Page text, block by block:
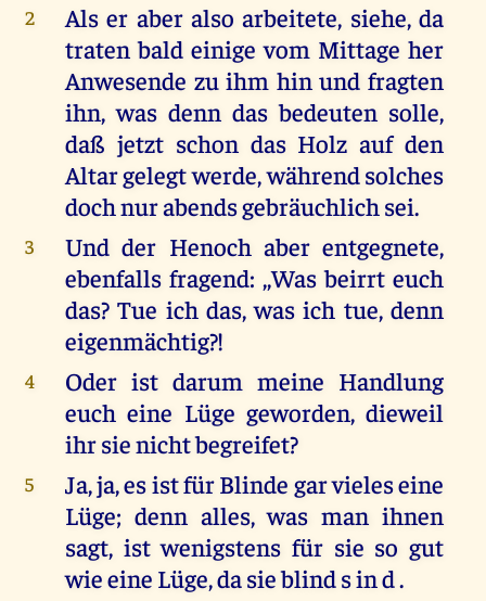
2
Als er aber also arbeitete, siehe, da
traten bald einige vom Mittage her
Anwesende zu ihm hin und fragten
ihn, was denn das bedeuten solle,
daß jetzt schon das Holz auf den
Altar gelegt werde, während solches
doch nur abends gebräuchlich sei.
3
Und der Henoch aber entgegnete,
ebenfalls fragend: ,,Was beirrt euch
das? Tue ich das, was ich tue, denn
eigenmächtig?!
4
Oder ist darum meine Handlung
euch eine Lüge geworden, dieweil
ihr sie nicht begreifet?
5
Ja, ja, es ist für Blinde gar vieles eine
Lüge; denn alles, was man ihnen
sagt, ist wenigstens für sie so gut
wie eine Lüge, da sie blind s in d .